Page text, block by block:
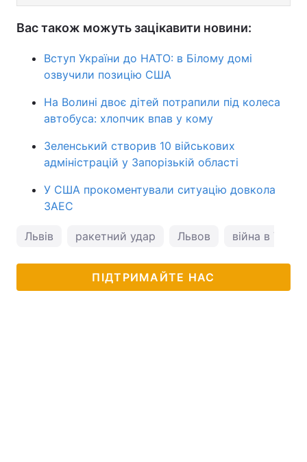
Вас також можуть зацікавити новини:
Вступ України до НАТО: в Білому домі
озвучили позицію США
На Волині двоє дітей потрапили під колеса
автобуса: хлопчик впав у кому
Зеленський створив 10 військових
адміністрацій у Запорізькій області
У США прокоментували ситуацію довкола
ЗАЕС
Львів ракетний удар Львов війна в
ПІДТРИМАЙТЕ НАС